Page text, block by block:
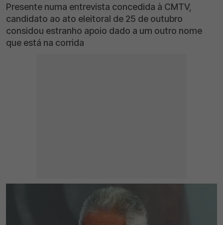
Presente numa entrevista concedida à CMTV,
candidato ao ato eleitoral de 25 de outubro
considou estranho apoio dado a um outro nome
que está na corrida